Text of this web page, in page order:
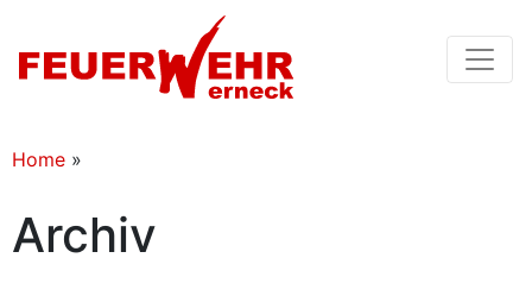
Home »
Archiv